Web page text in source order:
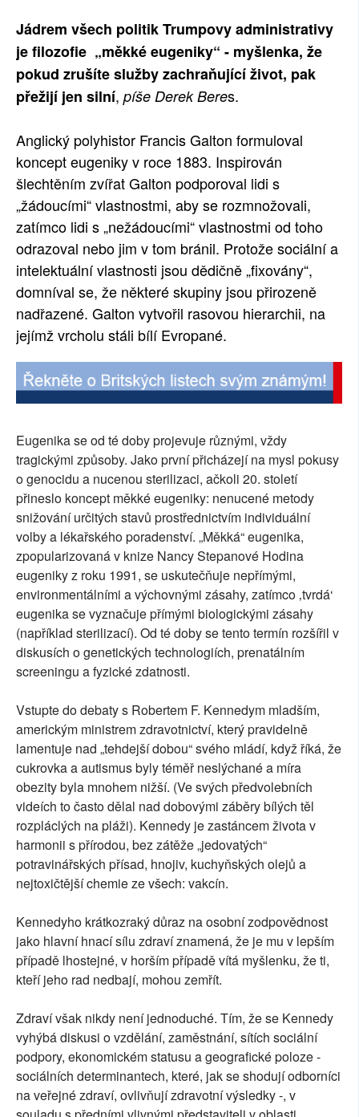
Jádrem všech politik Trumpovy administrativy
je filozofie „měkké eugeniky“ - myšlenka, že
pokud zrušíte služby zachraňující život, pak
přežijí jen silní, píše Derek Beres.
Anglický polyhistor Francis Galton formuloval
koncept eugeniky v roce 1883. Inspirován
šlechtěním zvířat Galton podporoval lidi s
„žádoucími“ vlastnostmi, aby se rozmnožovali,
zatímco lidi s „nežádoucími“ vlastnostmi od toho
odrazoval nebo jim v tom bránil. Protože sociální a
intelektuální vlastnosti jsou dědičně „fixovány“,
domníval se, že některé skupiny jsou přirozeně
nadřazené. Galton vytvořil rasovou hierarchii, na
jejímž vrcholu stáli bílí Evropané.
Eugenika se od té doby projevuje různými, vždy
tragickými způsoby. Jako první přicházejí na mysl pokusy
o genocidu a nucenou sterilizaci, ačkoli 20. století
přineslo koncept měkké eugeniky: nenucené metody
snižování určitých stavů prostřednictvím individuální
volby a lékařského poradenství. „Měkká“ eugenika,
zpopularizovaná v knize Nancy Stepanové Hodina
eugeniky z roku 1991, se uskutečňuje nepřímými,
environmentálními a výchovnými zásahy, zatímco ‚tvrdá‘
eugenika se vyznačuje přímými biologickými zásahy
(například sterilizací). Od té doby se tento termín rozšířil v
diskusích o genetických technologiích, prenatálním
screeningu a fyzické zdatnosti.
Vstupte do debaty s Robertem F. Kennedym mladším,
americkým ministrem zdravotnictví, který pravidelně
lamentuje nad „tehdejší dobou“ svého mládí, když říká, že
cukrovka a autismus byly téměř neslýchané a míra
obezity byla mnohem nižší. (Ve svých předvolebních
videích to často dělal nad dobovými záběry bílých těl
rozpláclých na pláži). Kennedy je zastáncem života v
harmonii s přírodou, bez zátěže „jedovatých“
potravinářských přísad, hnojiv, kuchyňských olejů a
nejtoxičtější chemie ze všech: vakcín.
Kennedyho krátkozraký důraz na osobní zodpovědnost
jako hlavní hnací sílu zdraví znamená, že je mu v lepším
případě lhostejné, v horším případě vítá myšlenku, že ti,
kteří jeho rad nedbají, mohou zemřít.
Zdraví však nikdy není jednoduché. Tím, že se Kennedy
vyhýbá diskusi o vzdělání, zaměstnání, sítích sociální
podpory, ekonomickém statusu a geografické poloze -
sociálních determinantech, které, jak se shodují odborníci
na veřejné zdraví, ovlivňují zdravotní výsledky -, v